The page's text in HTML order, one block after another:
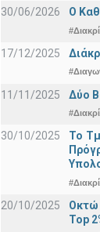
30/06/2026 Ο
17/12/2025
11/11/2025 Δύο
30/10/2025
Το
20/10/2025
Οκτώ
Top